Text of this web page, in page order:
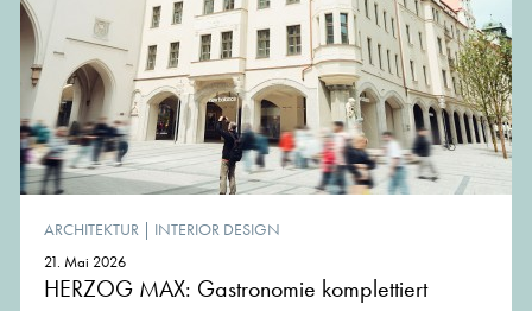
ARCHITEKTUR | INTERIOR DESIGN
21. Mai 2026
HERZOG MAX: Gastronomie komplettiert